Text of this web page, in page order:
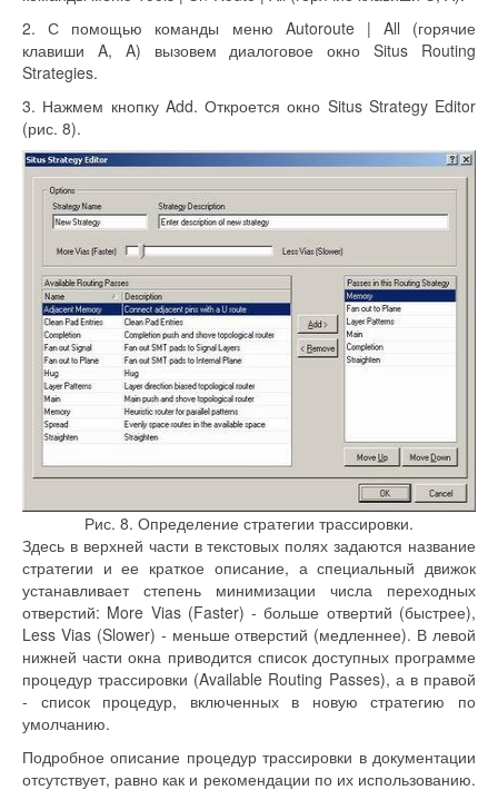
2. С помощью команды меню Autoroute | All (горячие
клавиши A, A) вызовем диалоговое окно Situs Routing
Strategies.
3. Нажмем кнопку Add. Откроется окно Situs Strategy Editor
(рис. 8).
Рис. 8. Определение стратегии трассировки.
Здесь в верхней части в текстовых полях задаются название
стратегии и ее краткое описание, а специальный движок
устанавливает степень минимизации числа переходных
отверстий: More Vias (Faster) - больше отвертий (быстрее),
Less Vias (Slower) - меньше отверстий (медленнее). В левой
нижней части окна приводится список доступных программе
процедур трассировки (Available Routing Passes), а в правой
- список процедур, включенных в новую стратегию по
умолчанию.
Подробное описание процедур трассировки в документации
отсутствует, равно как и рекомендации по их использованию.